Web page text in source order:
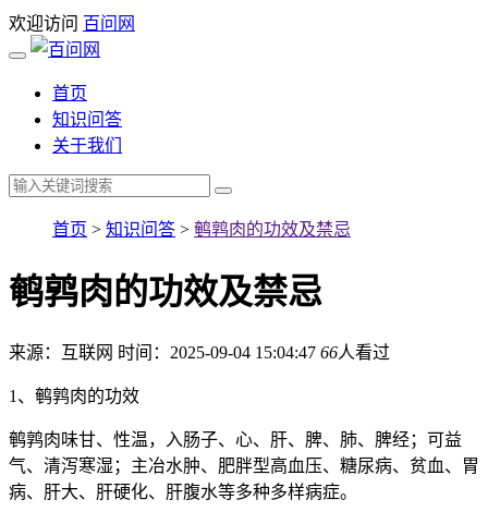
欢迎访问 百问网
首页
知识问答
关于我们
首页 > 知识问答 > 鹌鹑肉的功效及禁忌
鹌鹑肉的功效及禁忌
来源：互联网 时间：2025-09-04 15:04:47 66人看过
1、鹌鹑肉的功效
鹌鹑肉味甘、性温，入肠子、心、肝、脾、肺、脾经；可益
气、清泻寒湿；主冶水肿、肥胖型高血压、糖尿病、贫血、胃
病、肝大、肝硬化、肝腹水等多种多样病症。